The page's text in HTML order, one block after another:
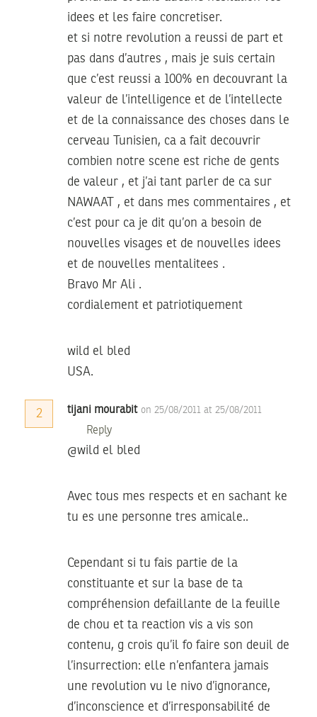
idees et les faire concretiser.
et si notre revolution a reussi de part et
pas dans d’autres , mais je suis certain
que c’est reussi a 100% en decouvrant la
valeur de l’intelligence et de l’intellecte
et de la connaissance des choses dans le
cerveau Tunisien, ca a fait decouvrir
combien notre scene est riche de gents
de valeur , et j’ai tant parler de ca sur
NAWAAT , et dans mes commentaires , et
c’est pour ca je dit qu’on a besoin de
nouvelles visages et de nouvelles idees
et de nouvelles mentalitees .
Bravo Mr Ali .
cordialement et patriotiquement
wild el bled
USA.
2 tijani mourabit on 25/08/2011 at 25/08/2011
Reply
@wild el bled
Avec tous mes respects et en sachant ke
tu es une personne tres amicale..
Cependant si tu fais partie de la
constituante et sur la base de ta
compréhension defaillante de la feuille
de chou et ta reaction vis a vis son
contenu, g crois qu’il fo faire son deuil de
l’insurrection: elle n’enfantera jamais
une revolution vu le nivo d’ignorance,
d’inconscience et d’irresponsabilité de